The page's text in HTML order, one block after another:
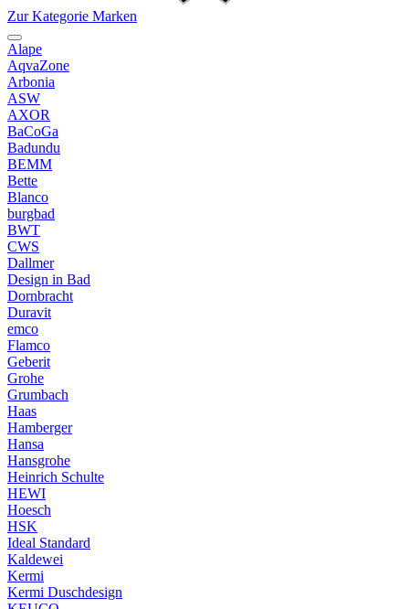
Zur Kategorie Marken
Alape
AqvaZone
Arbonia
ASW
AXOR
BaCoGa
Badundu
BEMM
Bette
Blanco
burgbad
BWT
CWS
Dallmer
Design in Bad
Dornbracht
Duravit
emco
Flamco
Geberit
Grohe
Grumbach
Haas
Hamberger
Hansa
Hansgrohe
Heinrich Schulte
HEWI
Hoesch
HSK
Ideal Standard
Kaldewei
Kermi
Kermi Duschdesign